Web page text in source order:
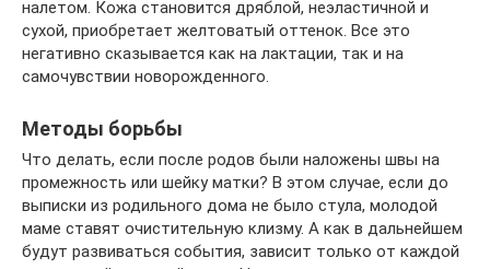
налетом. Кожа становится дряблой, неэластичной и
сухой, приобретает желтоватый оттенок. Все это
негативно сказывается как на лактации, так и на
самочувствии новорожденного.
Методы борьбы
Что делать, если после родов были наложены швы на
промежность или шейку матки? В этом случае, если до
выписки из родильного дома не было стула, молодой
маме ставят очистительную клизму. А как в дальнейшем
будут развиваться события, зависит только от каждой